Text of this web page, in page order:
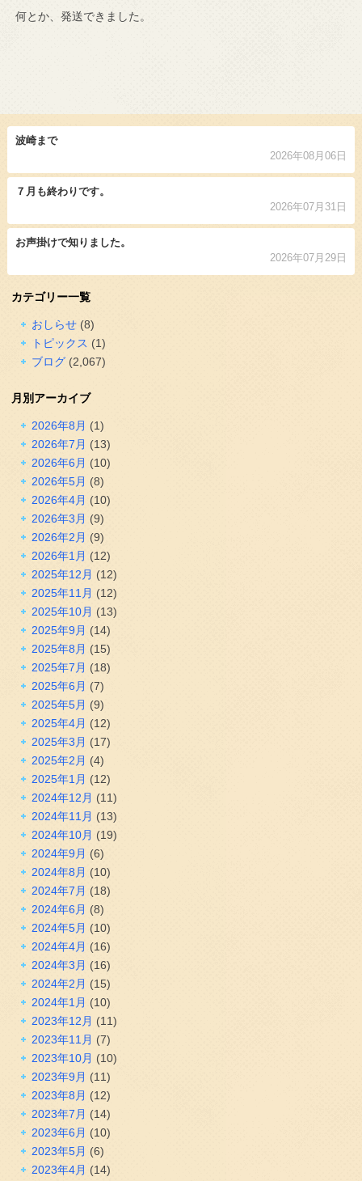
何とか、発送できました。
波崎まで
2026年08月06日
７月も終わりです。
2026年07月31日
お声掛けで知りました。
2026年07月29日
カテゴリー一覧
おしらせ(8)
トピックス (1)
ブログ(2,067)
月別アーカイブ
2026年8月 (1)
2026年7月 (13)
2026年6月 (10)
2026年5月 (8)
2026年4月 (10)
2026年3月 (9)
2026年2月 (9)
2026年1月 (12)
2025年12月 (12)
2025年11月 (12)
2025年10月 (13)
2025年9月 (14)
2025年8月 (15)
2025年7月 (18)
2025年6月 (7)
2025年5月 (9)
2025年4月 (12)
2025年3月 (17)
2025年2月 (4)
2025年1月 (12)
2024年12月 (11)
2024年11月 (13)
2024年10月 (19)
2024年9月 (6)
2024年8月 (10)
2024年7月 (18)
2024年6月 (8)
2024年5月 (10)
2024年4月 (16)
2024年3月 (16)
2024年2月 (15)
2024年1月 (10)
2023年12月 (11)
2023年11月 (7)
2023年10月 (10)
2023年9月 (11)
2023年8月 (12)
2023年7月 (14)
2023年6月 (10)
2023年5月 (6)
2023年4月 (14)